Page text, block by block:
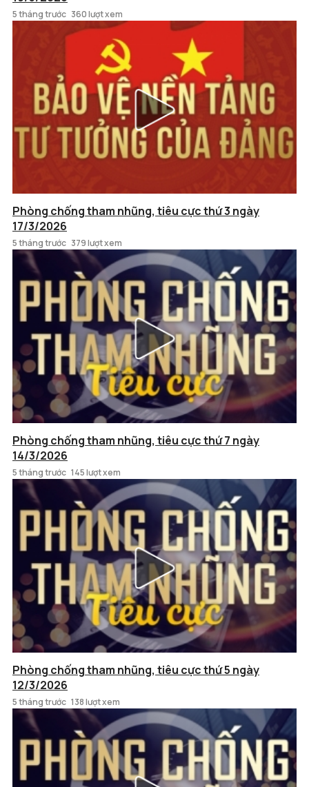
5 tháng trước 360 lượt xem
Phòng chống tham nhũng, tiêu cực thứ 3 ngày
17/3/2026
5 tháng trước 379 lượt xem
Phòng chống tham nhũng, tiêu cực thứ 7 ngày
14/3/2026
5 tháng trước 145 lượt xem
Phòng chống tham nhũng, tiêu cực thứ 5 ngày
12/3/2026
5 tháng trước 138 lượt xem